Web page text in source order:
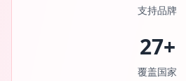
支持品牌
27+
覆盖国家